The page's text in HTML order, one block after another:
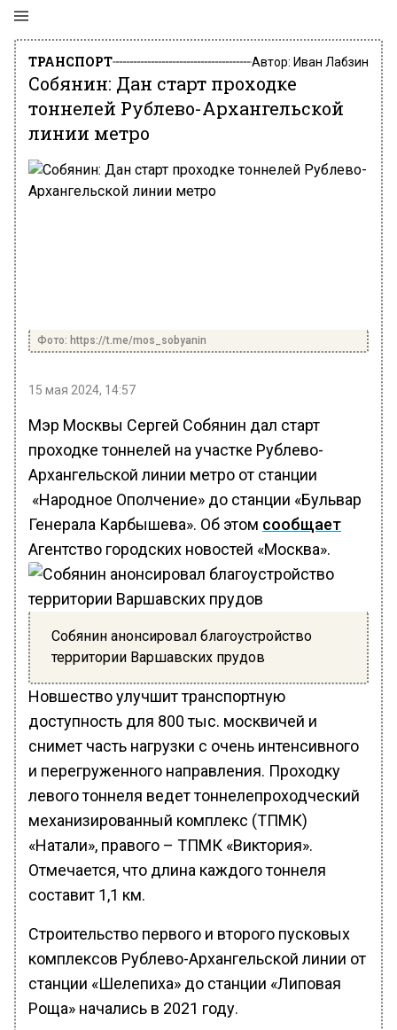
ТРАНСПОРТ Автор: Иван Лабзин
Собянин: Дан старт проходке
тоннелей Рублево-Архангельской
линии метро
Фото: https://t.me/mos_sobyanin
15 мая 2024, 14:57
Мэр Москвы Сергей Собянин дал старт
проходке тоннелей на участке Рублево-
Архангельской линии метро от станции
«Народное Ополчение» до станции «Бульвар
Генерала Карбышева». Об этом сообщает
Агентство городских новостей «Москва».
Собянин анонсировал благоустройство
территории Варшавских прудов
Новшество улучшит транспортную
доступность для 800 тыс. москвичей и
снимет часть нагрузки с очень интенсивного
и перегруженного направления. Проходку
левого тоннеля ведет тоннелепроходческий
механизированный комплекс (ТПМК)
«Натали», правого – ТПМК «Виктория».
Отмечается, что длина каждого тоннеля
составит 1,1 км.
Строительство первого и второго пусковых
комплексов Рублево-Архангельской линии от
станции «Шелепиха» до станции «Липовая
Роща» начались в 2021 году.